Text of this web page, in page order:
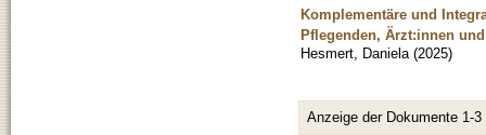
Komplementäre und
Pflegenden, Ärzt:innen
Hesmert, Daniela (2025)
Anzeige der Dokumente 1-3